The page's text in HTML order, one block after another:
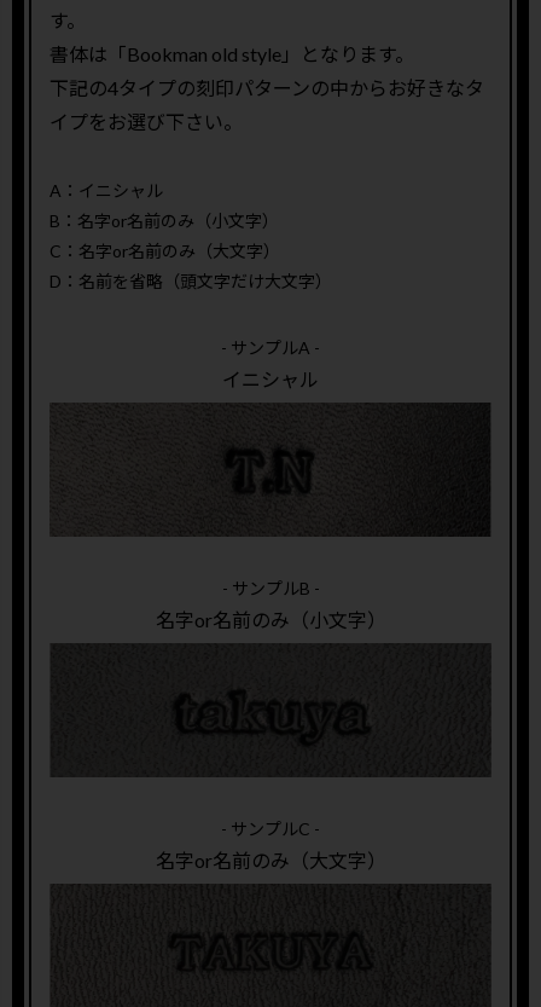
す。
書体は「Bookman old style」となります。
下記の4タイプの刻印パターンの中からお好きなタ
イプをお選び下さい。
A：イニシャル
B：名字or名前のみ（小文字）
C：名字or名前のみ（大文字）
D：名前を省略（頭文字だけ大文字）
- サンプルA -
イニシャル
- サンプルB -
名字or名前のみ（小文字）
- サンプルC -
名字or名前のみ（大文字）